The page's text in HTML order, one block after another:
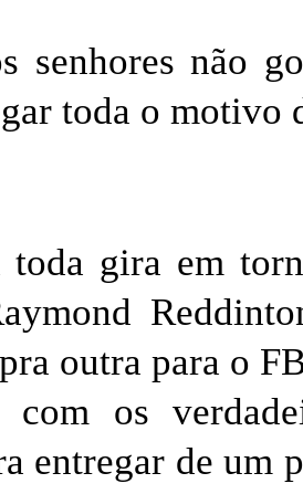
senhores não
toda o motivo
toda gira em
outra para o
com os
entregar de um